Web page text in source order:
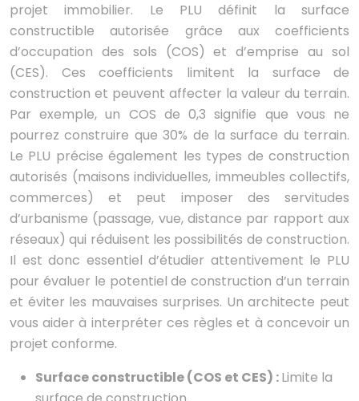
projet immobilier. Le PLU définit la surface
constructible autorisée grâce aux coefficients
d’occupation des sols (COS) et d’emprise au sol
(CES). Ces coefficients limitent la surface de
construction et peuvent affecter la valeur du terrain.
Par exemple, un COS de 0,3 signifie que vous ne
pourrez construire que 30% de la surface du terrain.
Le PLU précise également les types de construction
autorisés (maisons individuelles, immeubles collectifs,
commerces) et peut imposer des servitudes
d’urbanisme (passage, vue, distance par rapport aux
réseaux) qui réduisent les possibilités de construction.
Il est donc essentiel d’étudier attentivement le PLU
pour évaluer le potentiel de construction d’un terrain
et éviter les mauvaises surprises. Un architecte peut
vous aider à interpréter ces règles et à concevoir un
projet conforme.
Surface constructible (COS et CES) :Limite la